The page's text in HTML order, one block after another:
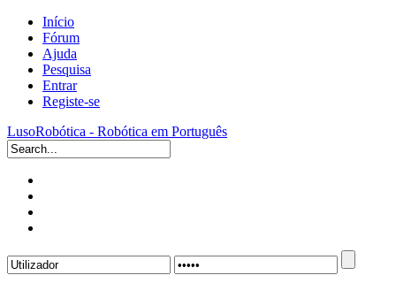
Início
Fórum
Ajuda
Pesquisa
Entrar
Registe-se
LusoRobótica - Robótica em Português